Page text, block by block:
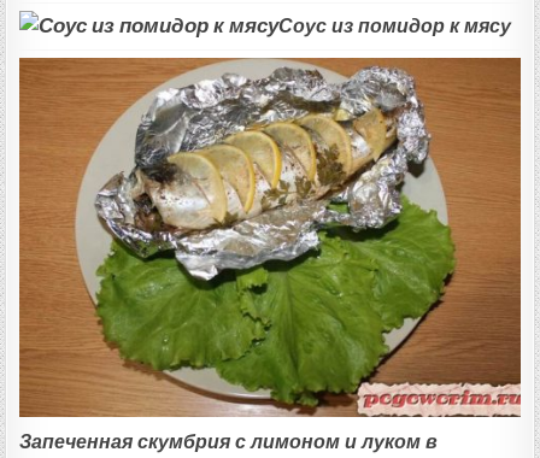
Соус из помидор к мясу
Запеченная скумбрия с лимоном и луком в